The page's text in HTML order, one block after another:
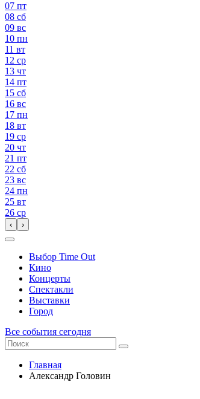
07 пт
08 сб
09 вс
10 пн
11 вт
12 ср
13 чт
14 пт
15 сб
16 вс
17 пн
18 вт
19 ср
20 чт
21 пт
22 сб
23 вс
24 пн
25 вт
26 ср
‹ ›
Выбор Time Out
Кино
Концерты
Спектакли
Выставки
Город
Все события сегодня
Главная
Александр Головин